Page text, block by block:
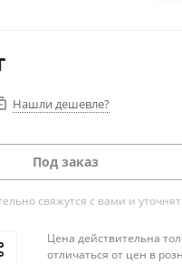
Нашли дешевле?
Под заказ
свяжутся с вами и уточнят
Цена действительна
отличаться от цен в